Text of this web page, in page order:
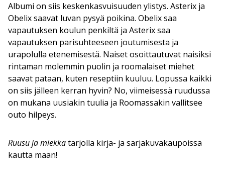
Albumi on siis keskenkasvuisuuden ylistys. Asterix ja
Obelix saavat luvan pysyä poikina. Obelix saa
vapautuksen koulun penkiltä ja Asterix saa
vapautuksen parisuhteeseen joutumisesta ja
urapolulla etenemisestä. Naiset osoittautuvat naisiksi
rintaman molemmin puolin ja roomalaiset miehet
saavat pataan, kuten reseptiin kuuluu. Lopussa kaikki
on siis jälleen kerran hyvin? No, viimeisessä ruudussa
on mukana uusiakin tuulia ja Roomassakin vallitsee
outo hilpeys.
Ruusu ja miekkatarjolla kirja- ja sarjakuvakaupoissa
kautta maan!